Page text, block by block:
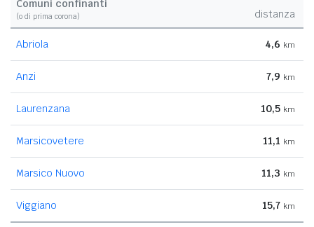
Comuni confinanti
(o di prima corona) distanza
Abriola 4,6 km
Anzi 7,9 km
Laurenzana 10,5 km
Marsicovetere 11,1 km
Marsico Nuovo 11,3 km
Viggiano 15,7 km